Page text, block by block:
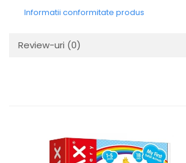
Informatii conformitate produs
Review-uri (0)